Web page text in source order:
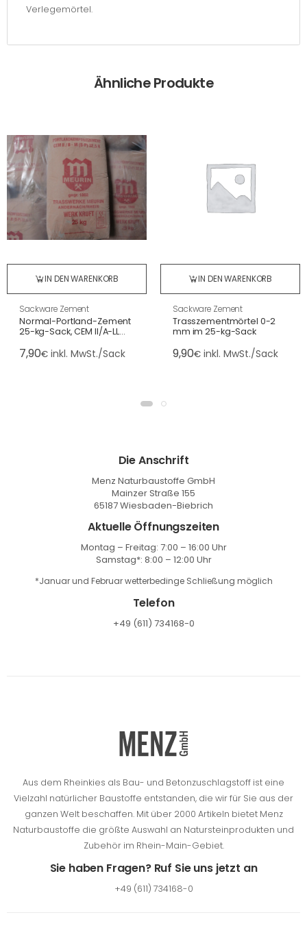
Verlegemörtel.
Ähnliche Produkte
IN DEN WARENKORB
Sackware Zement
Normal-Portland-Zement
25-kg-Sack, CEM II/A-LL
7,90€ inkl. MwSt./Sack
IN DEN WARENKORB
Sackware Zement
Trasszementmörtel 0-2
mm im 25-kg-Sack
9,90€ inkl. MwSt./Sack
Die Anschrift
Menz Naturbaustoffe GmbH
Mainzer Straße 155
65187 Wiesbaden-Biebrich
Aktuelle Öffnungszeiten
Montag – Freitag: 7:00 – 16:00 Uhr
Samstag*: 8:00 – 12:00 Uhr
*Januar und Februar wetterbedinge Schließung möglich
Telefon
+49 (611) 734168-0
Aus dem Rheinkies als Bau- und Betonzuschlagstoff ist eine
Vielzahl natürlicher Baustoffe entstanden, die wir für Sie aus der
ganzen Welt beschaffen. Mit über 2000 Artikeln bietet Menz
Naturbaustoffe die größte Auswahl an Natursteinprodukten und
Zubehör im Rhein-Main-Gebiet.
Sie haben Fragen? Ruf Sie uns jetzt an
+49 (611) 734168-0